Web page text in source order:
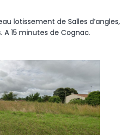
lotissement de Salles d’angles,
15 minutes de Cognac.